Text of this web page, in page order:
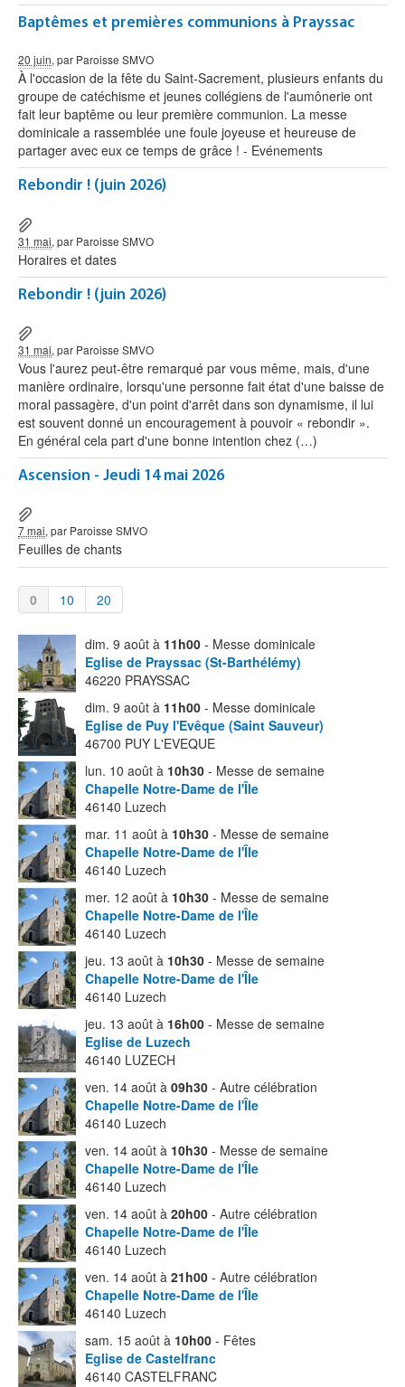
Baptêmes et premières communions à Prayssac
20 juin, par Paroisse SMVO
À l'occasion de la fête du Saint-Sacrement, plusieurs enfants du
groupe de catéchisme et jeunes collégiens de l'aumônerie ont
fait leur baptême ou leur première communion. La messe
dominicale a rassemblée une foule joyeuse et heureuse de
partager avec eux ce temps de grâce ! - Evénements
Rebondir ! (juin 2026)
31 mai, par Paroisse SMVO
Horaires et dates
Rebondir ! (juin 2026)
31 mai, par Paroisse SMVO
Vous l'aurez peut-être remarqué par vous même, mais, d'une
manière ordinaire, lorsqu'une personne fait état d'une baisse de
moral passagère, d'un point d'arrêt dans son dynamisme, il lui
est souvent donné un encouragement à pouvoir « rebondir ».
En général cela part d'une bonne intention chez (…)
Ascension - Jeudi 14 mai 2026
7 mai, par Paroisse SMVO
Feuilles de chants
0 10 20
dim. 9 août à 11h00 - Messe dominicale
Eglise de Prayssac (St-Barthélémy)
46220 PRAYSSAC
dim. 9 août à 11h00 - Messe dominicale
Eglise de Puy l'Evêque (Saint Sauveur)
46700 PUY L'EVEQUE
lun. 10 août à 10h30 - Messe de semaine
Chapelle Notre-Dame de l'Île
46140 Luzech
mar. 11 août à 10h30 - Messe de semaine
Chapelle Notre-Dame de l'Île
46140 Luzech
mer. 12 août à 10h30 - Messe de semaine
Chapelle Notre-Dame de l'Île
46140 Luzech
jeu. 13 août à 10h30 - Messe de semaine
Chapelle Notre-Dame de l'Île
46140 Luzech
jeu. 13 août à 16h00 - Messe de semaine
Eglise de Luzech
46140 LUZECH
ven. 14 août à 09h30 - Autre célébration
Chapelle Notre-Dame de l'Île
46140 Luzech
ven. 14 août à 10h30 - Messe de semaine
Chapelle Notre-Dame de l'Île
46140 Luzech
ven. 14 août à 20h00 - Autre célébration
Chapelle Notre-Dame de l'Île
46140 Luzech
ven. 14 août à 21h00 - Autre célébration
Chapelle Notre-Dame de l'Île
46140 Luzech
sam. 15 août à 10h00 - Fêtes
Eglise de Castelfranc
46140 CASTELFRANC